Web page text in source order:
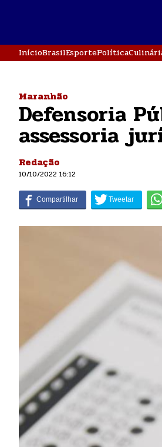
InícioBrasilEsportePolítica
Maranhão
Defensoria
assessoria
Redação
10/10/2022 16:12